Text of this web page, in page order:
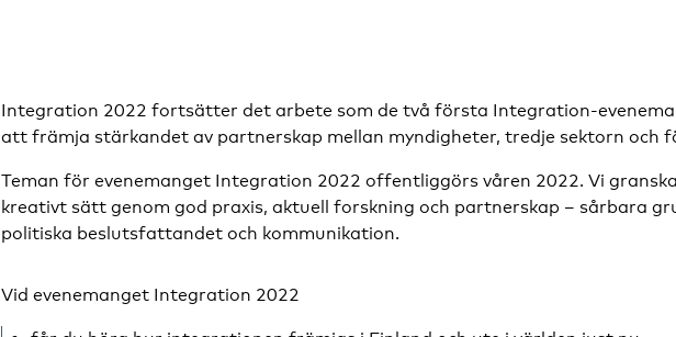
Integration 2022 fortsätter det arbete som de två första Integration-
att främja stärkandet av partnerskap mellan myndigheter, tredje sektorn och
Teman för evenemanget Integration 2022 offentliggörs våren 2022. Vi
kreativt sätt genom god praxis, aktuell forskning och partnerskap – sårbara
politiska beslutsfattandet och kommunikation.
Vid evenemanget Integration 2022